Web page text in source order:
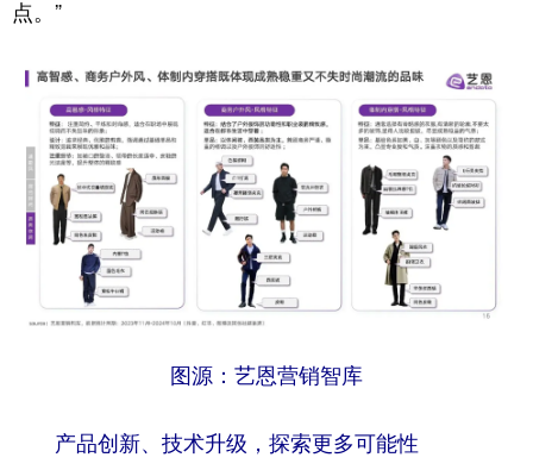
点。”
图源：艺恩营销智库
产品创新、技术升级，探索更多可能性